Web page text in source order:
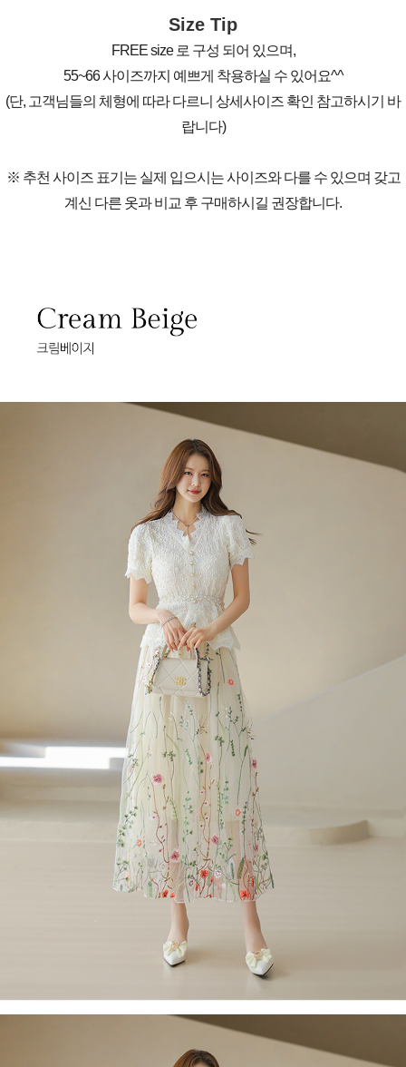
Size Tip
FREE size 로 구성 되어 있으며,
55~66 사이즈까지 예쁘게 착용하실 수 있어요^^
(단, 고객님들의 체형에 따라 다르니 상세사이즈 확인 참고하시기 바
랍니다)
※ 추천 사이즈 표기는 실제 입으시는 사이즈와 다를 수 있으며 갖고
계신 다른 옷과 비교 후 구매하시길 권장합니다.